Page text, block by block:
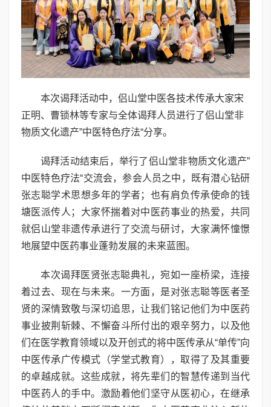
本次谒拜活动中，侣山堂中医各技术传承大家宋
正明、曹锁林等专家与全体谒拜人员进行了侣山堂非
物质文化遗产”中医特色疗法“分享。
谒拜活动结束后，举行了侣山堂非物质文化遗产”
中医特色疗法“交流会，参会人员之中，既有潜心钻研
张志聪学术思想多年的学者；也有肩负传承使命的钱
塘医派传人；大家怀揣着对中医药事业的热爱，共同
就侣山堂非遗传承进行了交流与研讨，大家满怀憧憬
地展望中医药事业蓬勃发展的未来蓝图。
本次谒拜医贤张志聪典礼，宛如一座桥梁，连接
着过去、现在与未来。一方面，是对张志聪等医者圣
贤的深情致敬与深切追思，让我们铭记他们为中医药
事业披荆斩棘、不懈奋斗所付出的艰辛努力，以及他
们在医学教育领域以及开创式的将中医传承从“单传”向
中医传承广传模式（学堂式教育），取得了及其重要
的卓越成就。这些成就，将先辈们的智慧传递到当代
中医药人的手中。激励着他们坚守从医初心，在继承